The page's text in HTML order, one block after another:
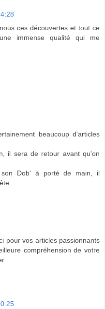
ces découvertes et tout ce
immense qualité qui me
beaucoup d'articles
il sera de retour avant qu'on
Dob' à porté de main, il
pour vos articles passionnants
compréhension de votre